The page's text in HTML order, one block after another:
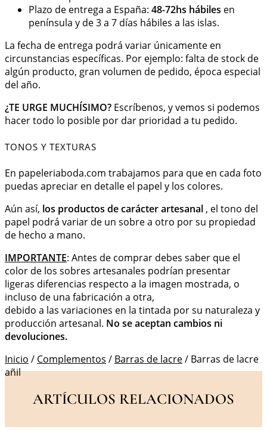
Plazo de entrega a España: 48-72hs hábiles en
península y de 3 a 7 días hábiles a las islas.
La fecha de entrega podrá variar únicamente en
circunstancias específicas. Por ejemplo: falta de stock de
algún producto, gran volumen de pedido, época especial
del año.
¿TE URGE MUCHÍSIMO? Escríbenos, y vemos si podemos
hacer todo lo posible por dar prioridad a tu pedido.
TONOS Y TEXTURAS
En papeleriaboda.com trabajamos para que en cada foto
puedas apreciar en detalle el papel y los colores.
Aún así, los productos de carácter artesanal , el tono del
papel podrá variar de un sobre a otro por su propiedad
de hecho a mano.
IMPORTANTE: Antes de comprar debes saber que el
color de los sobres artesanales podrían presentar
ligeras diferencias respecto a la imagen mostrada, o
incluso de una fabricación a otra,
debido a las variaciones en la tintada por su naturaleza y
producción artesanal. No se aceptan cambios ni
devoluciones.
Inicio / Complementos / Barras de lacre/ Barras de lacre
añil
ARTÍCULOS RELACIONADOS